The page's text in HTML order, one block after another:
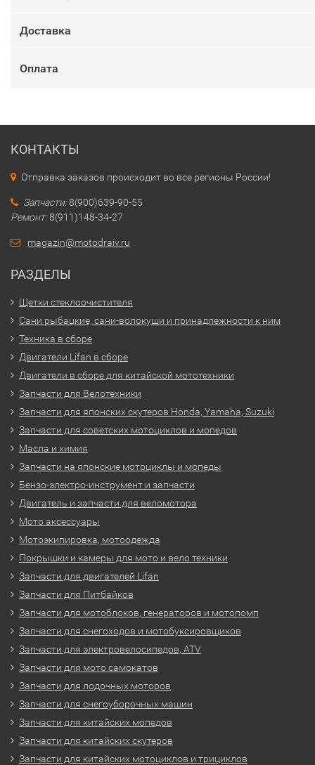
Доставка
Оплата
КОНТАКТЫ
Отправка заказов происходит во все регионы России!
Запчасти:8(900)639-90-55
Ремонт:8(911)148-34-27
magazin@motodraiv.ru
РАЗДЕЛЫ
Щетки стеклоочистителя
Сани рыбацкие, сани-волокуши и принадлежности к ним
Техника в сборе
Двигатели Lifan в сборе
Двигатели в сборе для китайской мототехники
Запчасти для Велотехники
Запчасти для японских скутеров Honda, Yamaha, Suzuki
Запчасти для советских мотоциклов и мопедов
Масла и химия
Запчасти на японские мотоциклы и мопеды
Бензо-электро-инструмент и запчасти
Двигатель и запчасти для веломотора
Мото аксессуары
Мотоэкипировка, мотоодежда
Покрышки и камеры для мото и вело техники
Запчасти для двигателей Lifan
Запчасти для Питбайков
Запчасти для мотоблоков, генераторов и мотопомп
Запчасти для снегоходов и мотобуксировщиков
Запчасти для электровелосипедов, ATV
Запчасти для мото самокатов
Запчасти для лодочных моторов
Запчасти для снегоуборочных машин
Запчасти для китайских мопедов
Запчасти для китайских скутеров
Запчасти для китайских мотоциклов и трициклов